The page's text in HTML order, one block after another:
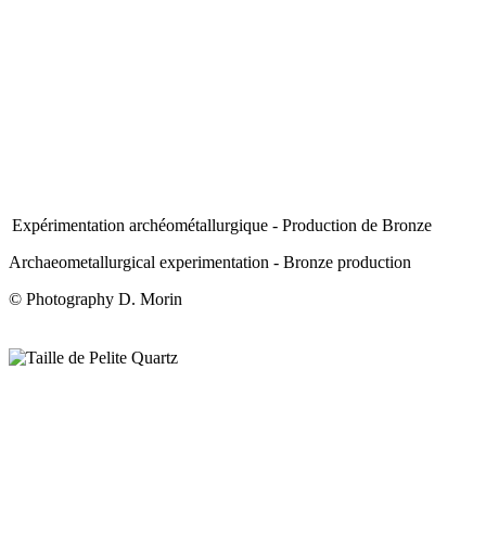
Expérimentation archéométallurgique - Production de Bronze
Archaeometallurgical experimentation - Bronze production
© Photography D. Morin